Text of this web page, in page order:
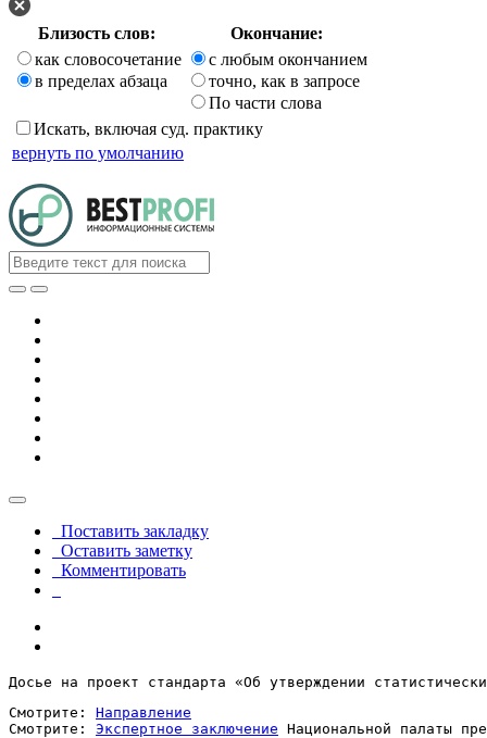
Близость слов:
Окончание:
как словосочетание
в пределах абзаца
с любым окончанием
точно, как в запросе
По части слова
Искать, включая суд. практику
вернуть по умолчанию
Поставить закладку
Оставить заметку
Комментировать
Досье на проект стандарта «Об утверждении
Смотрите: Направление
Смотрите: Экспертное заключение Национальной палаты